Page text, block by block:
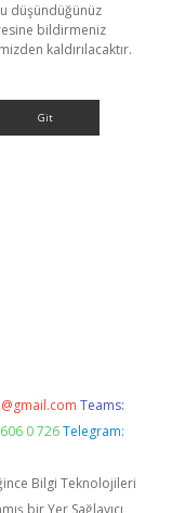
düşündüğünüz
bildirmeniz
kaldırılacaktır.
Teams:
0 726 Telegram:
Bilgi Teknolojileri
bir Yer Sağlayıcı